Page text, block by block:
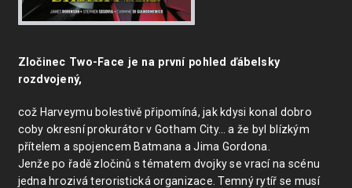
Zločinec Two-Face je na první pohled ďábelsky
rozdvojený,
což Harveymu bolestivě připomíná, jak kdysi konal dobro
coby okresní prokurátor v Gotham City… a že byl blízkým
přítelem a spojencem Batmana a Jima Gordona.
Jenže po řadě zločinů s tématem dvojky se vrací na scénu
jedna hrozivá teroristická organizace. Temný rytíř se musí